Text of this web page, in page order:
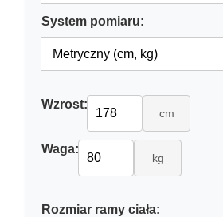
System pomiaru:
Wzrost:
cm
Waga:
kg
Rozmiar ramy ciała: